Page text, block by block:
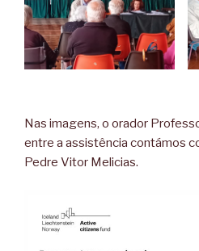
Nas imagens, o orador
entre a assistência contámos
Pedre Vitor Melicias.